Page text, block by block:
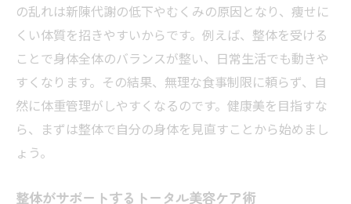
の乱れは新陳代謝の低下やむくみの原因となり、痩せに
くい体質を招きやすいからです。例えば、整体を受ける
ことで身体全体のバランスが整い、日常生活でも動きや
すくなります。その結果、無理な食事制限に頼らず、自
然に体重管理がしやすくなるのです。健康美を目指すな
ら、まずは整体で自分の身体を見直すことから始めまし
ょう。
整体がサポートするトータル美容ケア術